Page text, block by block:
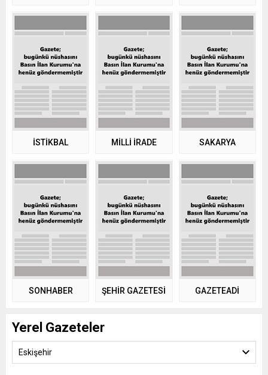
İSTİKBAL MİLLİ İRADE SAKARYA
SONHABER ŞEHİR GAZETESİ GAZETEADI
Yerel Gazeteler
Eskişehir